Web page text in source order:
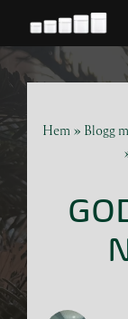
Hoppa
till
Hem » Blogg